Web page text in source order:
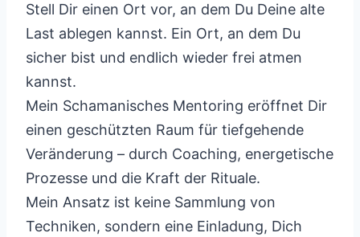
Stell Dir einen Ort vor, an dem Du Deine alte
Last ablegen kannst. Ein Ort, an dem Du
sicher bist und endlich wieder frei atmen
kannst.
Mein Schamanisches Mentoring eröffnet Dir
einen geschützten Raum für tiefgehende
Veränderung – durch Coaching, energetische
Prozesse und die Kraft der Rituale.
Mein Ansatz ist keine Sammlung von
Techniken, sondern eine Einladung, Dich